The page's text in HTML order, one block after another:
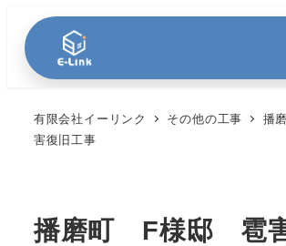
有限会社イーリンク その他の工事
播
害復旧工事
播磨町 F様邸 雹